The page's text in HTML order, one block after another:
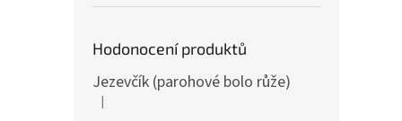
Hodonocení produktů
Jezevčík (parohové bolo růže)
Hodnocení produktu je 5 z 5 hvězdiček.
|